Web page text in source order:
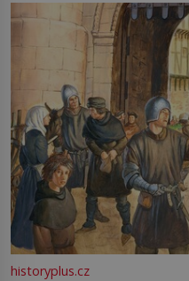
Francie, kde se traduje,
historyplus.cz